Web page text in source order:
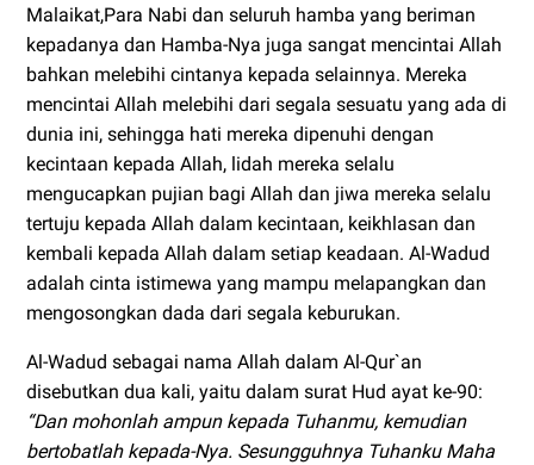
Malaikat,Para Nabi dan seluruh hamba yang beriman
kepadanya dan Hamba-Nya juga sangat mencintai Allah
bahkan melebihi cintanya kepada selainnya. Mereka
mencintai Allah melebihi dari segala sesuatu yang ada di
dunia ini, sehingga hati mereka dipenuhi dengan
kecintaan kepada Allah, lidah mereka selalu
mengucapkan pujian bagi Allah dan jiwa mereka selalu
tertuju kepada Allah dalam kecintaan, keikhlasan dan
kembali kepada Allah dalam setiap keadaan. Al-Wadud
adalah cinta istimewa yang mampu melapangkan dan
mengosongkan dada dari segala keburukan.
Al-Wadud sebagai nama Allah dalam Al-Qur`an
disebutkan dua kali, yaitu dalam surat Hud ayat ke-90:
“Dan mohonlah ampun kepada Tuhanmu, kemudian
bertobatlah kepada-Nya. Sesungguhnya Tuhanku Maha